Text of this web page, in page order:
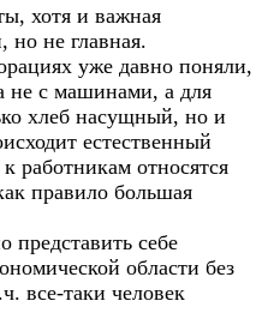
хотя и важная
но не главная.
уже давно поняли,
не с машинами, а для
хлеб насущный, но и
естественный
работникам относятся
правило большая
представить себе
области без
все-таки человек